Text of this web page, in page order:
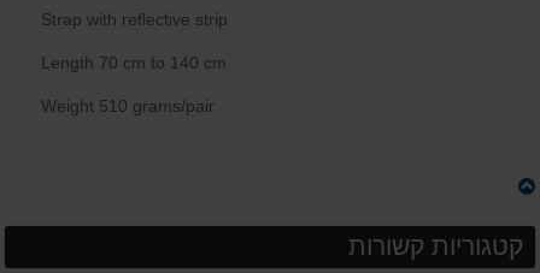
Strap with reflective strip
Length 70 cm to 140 cm
Weight 510 grams/pair
קטגוריות קשורות